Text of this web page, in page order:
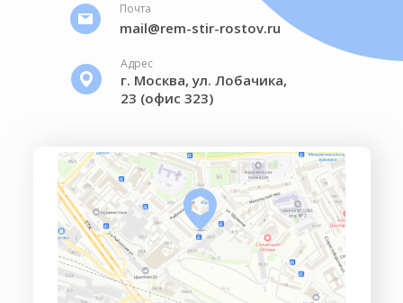
Адрес
г. Москва, ул. Лобачика,
23 (офис 323)
mail@rem-stir-rostov.ru
Почта